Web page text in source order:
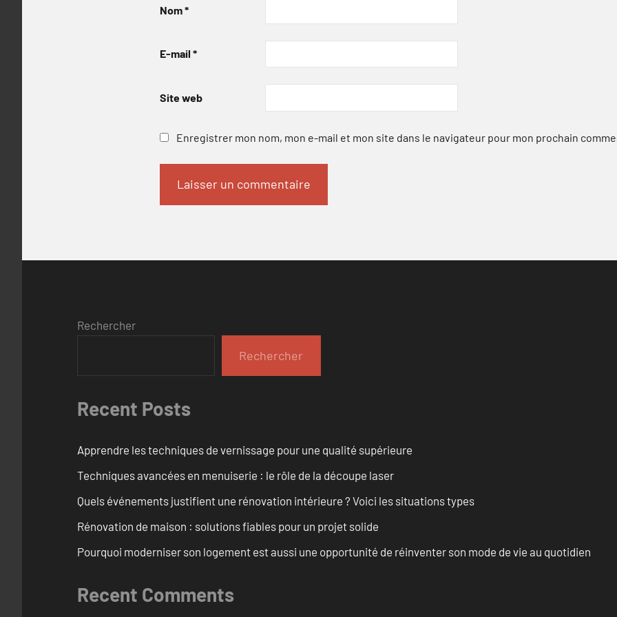
Nom*
E-mail *
Site web
Enregistrer mon nom, mon e-mail et mon site dans le navigateur pour mon prochain
Rechercher
Rechercher
Recent Posts
Apprendre les techniques de vernissage pour une qualité supérieure
Techniques avancées en menuiserie : le rôle de la découpe laser
Quels événements justifient une rénovation intérieure ? Voici les situations types
Rénovation de maison : solutions fiables pour un projet solide
Pourquoi moderniser son logement est aussi une opportunité de réinventer son mode de vie au quotidien
Recent Comments